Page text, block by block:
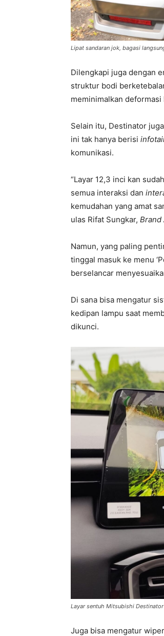
Lipat sandaran jok, bagasi
Dilengkapi juga dengan
struktur bodi
meminimalkan
Selain itu, Destinator
ini tak hanya berisi
komunikasi.
“Layar 12,3 inci kan
semua interaksi dan
kemudahan yang amat
ulas Rifat Sungkar, Brand
Namun, yang paling
tinggal masuk ke menu
berselancar
Di sana bisa mengatur
kedipan lampu saat
dikunci.
Layar sentuh Mitsubishi
Juga bisa mengatur